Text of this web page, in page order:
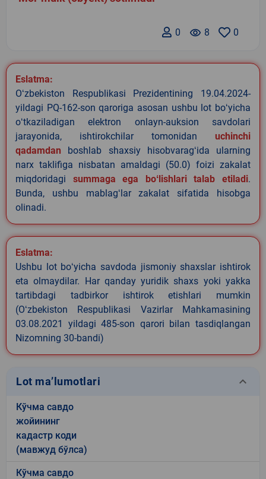
0
remove_red_eye 8
0
Eslatma:
Oʻzbekiston Respublikasi Prezidentining 19.04.2024-
yildagi PQ-162-son qaroriga asosan ushbu lot boʻyicha
oʻtkaziladigan elektron onlayn-auksion savdolari
jarayonida, ishtirokchilar tomonidan uchinchi
qadamdan boshlab shaxsiy hisobvaragʻida ularning
narx taklifiga nisbatan amaldagi (50.0) foizi zakalat
miqdoridagi summaga ega boʻlishlari talab etiladi.
Bunda, ushbu mablagʻlar zakalat sifatida hisobga
olinadi.
Eslatma:
Ushbu lot boʻyicha savdoda jismoniy shaxslar ishtirok
eta olmaydilar. Har qanday yuridik shaxs yoki yakka
tartibdagi tadbirkor ishtirok etishlari mumkin
(Oʻzbekiston Respublikasi Vazirlar Mahkamasining
03.08.2021 yildagi 485-son qarori bilan tasdiqlangan
Nizomning 30-bandi)
Lot ma’lumotlari keyboard_arrow_down
Кўчма савдо
жойининг
кадастр коди
(мавжуд бўлса)
Кўчма савдо